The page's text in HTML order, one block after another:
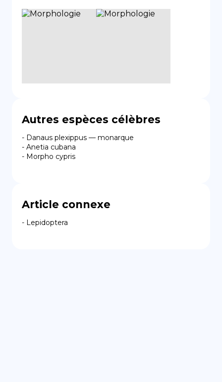
Autres espèces célèbres
- Danaus plexippus — monarque
- Anetia cubana
- Morpho cypris
Article connexe
- Lepidoptera